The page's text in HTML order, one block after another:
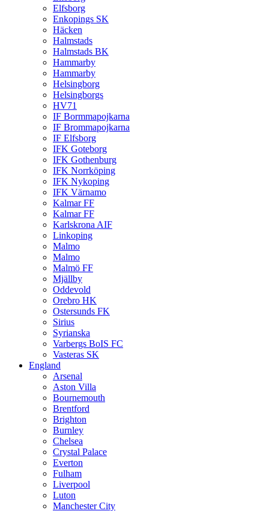
Elfsborg
Enkopings SK
Häcken
Halmstads
Halmstads BK
Hammarby
Hammarby
Helsingborg
Helsingborgs
HV71
IF Bormmapojkarna
IF Brommapojkarna
IF Elfsborg
IFK Goteborg
IFK Gothenburg
IFK Norrköping
IFK Nykoping
IFK Värnamo
Kalmar FF
Kalmar FF
Karlskrona AIF
Linkoping
Malmo
Malmo
Malmö FF
Mjällby
Oddevold
Orebro HK
Ostersunds FK
Sirius
Syrianska
Varbergs BoIS FC
Vasteras SK
England
Arsenal
Aston Villa
Bournemouth
Brentford
Brighton
Burnley
Chelsea
Crystal Palace
Everton
Fulham
Liverpool
Luton
Manchester City